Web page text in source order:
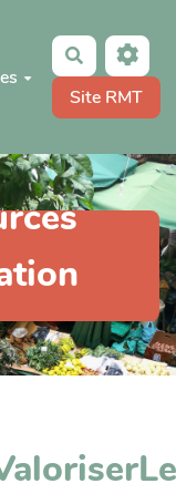
Rechercher
Site RMT